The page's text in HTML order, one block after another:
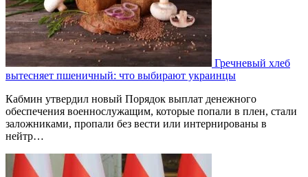
Гречневый хлеб
вытесняет пшеничный: что выбирают украинцы
Кабмин утвердил новый Порядок выплат денежного
обеспечения военнослужащим, которые попали в плен, стали
заложниками, пропали без вести или интернированы в
нейтр…